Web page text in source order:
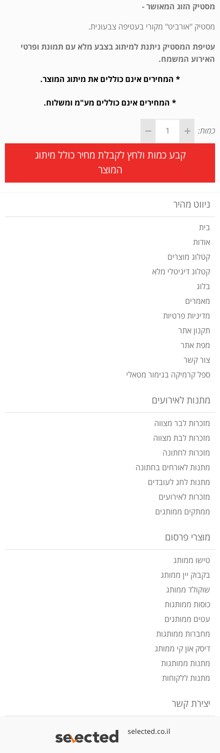
מסטיק הזוג המאושר -
מסטיק "אורביט" מקורי בעטיפה צבעונית.
עטיפת המסטיק ניתנת למיתוג בצבע מלא עם תמונת ופרטי
האירוע המשמח.
* המחירים אינם כוללים את מיתוג המוצר.
* המחירים אינם כוללים מע"מ ומשלוח.
כמות:
קבע כמות ולחץ לקבלת מחיר כולל מיתוג
המוצר
ניווט מהיר
בית
אודות
קטלוג מוצרים
קטלוג דיגיטלי מלא
בלוג
מאמרים
מדיניות פרטיות
תקנון אתר
מפת אתר
צור קשר
ספל קרמיקה בגימור מטאלי
מתנות לאירועים
מזכרות לבר מצווה
מזכרות לבת מצווה
מזכרות לחתונה
מתנות לאורחים בחתונה
מתנות לחג לעובדים
מזכרות לאירועים
ממתקים ממותגים
מוצרי פרסום
טישו ממותג
בקבוק יין ממותג
שוקולד ממותג
כוסות ממותגות
עטים ממותגים
מחברות ממותגות
דיסק און קי ממותג
מתנות ממותגות
מתנות ללקוחות
יצירת קשר
selected.co.il